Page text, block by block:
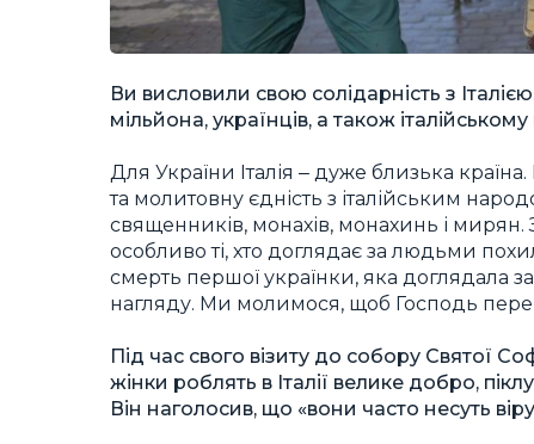
Ви висловили свою солідарність з
мільйона, українців, а також
Для України Італія ‒ дуже близька
та молитовну єдність з італійським
священників, монахів, монахинь і
особливо ті, хто доглядає за людьми
смерть першої українки, яка доглядала
нагляду. Ми молимося, щоб Господь
Під час свого візиту до собору Святої
жінки роблять в Італії велике добро,
Він наголосив, що «вони часто несуть